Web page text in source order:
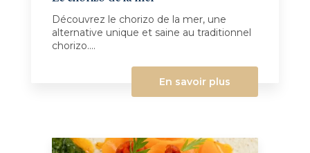
Découvrez le chorizo de la mer, une
alternative unique et saine au traditionnel
chorizo....
En savoir plus